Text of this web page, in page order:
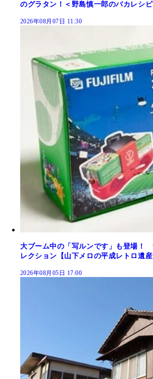
のグラタン！＜野島慎一郎のバカレシピ
2026年08月07日 11:30
大ブーム中の「写ルンです」も登場！
レクション【山下メロの平成レトロ遺産
2026年08月05日 17:00